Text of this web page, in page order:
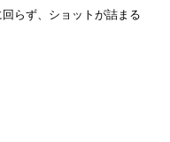
らず、ショットが詰まる